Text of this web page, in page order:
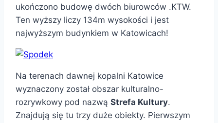
ukończono budowę dwóch biurowców .KTW.
Ten wyższy liczy 134m wysokości i jest
najwyższym budynkiem w Katowicach!
Na terenach dawnej kopalni Katowice
wyznaczony został obszar kulturalno-
rozrywkowy pod nazwą Strefa Kultury.
Znajdują się tu trzy duże obiekty. Pierwszym